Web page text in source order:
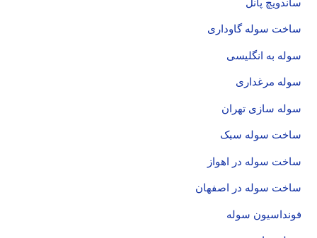
ساخت سوله گاوداری
سوله به انگلیسی
سوله مرغداری
سوله سازی تهران
ساخت سوله سبک
ساخت سوله در اهواز
ساخت سوله در اصفهان
فونداسیون سوله